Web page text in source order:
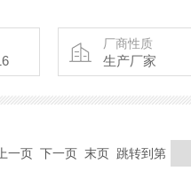
沥青实验室的严格要求。
厂商性质
生产厂家
一页 下一页 末页 跳转到第